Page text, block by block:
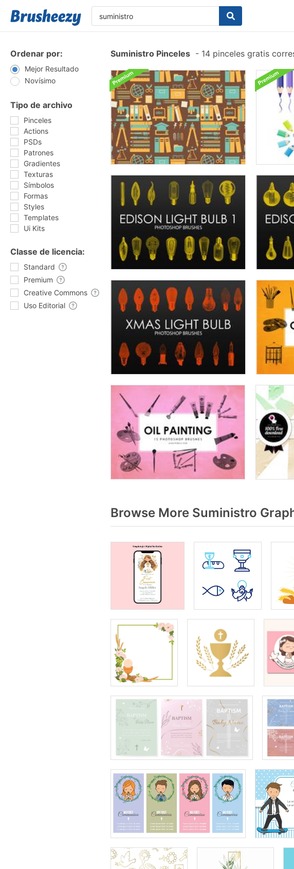
Ordenar por:
Mejor Resultado
Novísimo
Tipo de archivo
Pinceles
Actions
PSDs
Patrones
Gradientes
Texturas
Símbolos
Formas
Styles
Templates
Ui Kits
Classe de licencia:
Standard
Premium
Creative Commons
Uso Editorial
Suministro Pinceles - 14 pinceles gratis
Browse More Suministro